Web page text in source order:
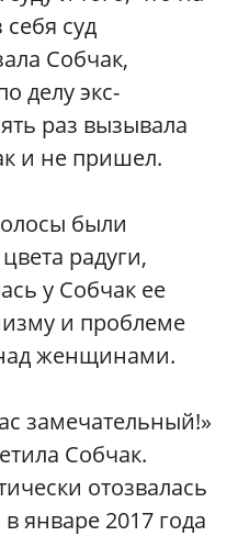
суд
Собчак,
делу экс-
раз вызывала
и не пришел.
были
радуги,
у Собчак ее
и проблеме
женщинами.
замечательный!»
Собчак.
отозвалась
январе 2017 года